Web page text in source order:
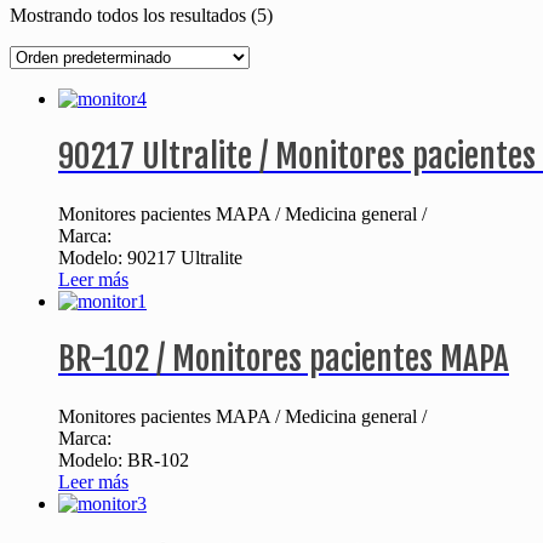
Mostrando todos los resultados (5)
90217 Ultralite / Monitores pacientes
Monitores pacientes MAPA / Medicina general /
Marca:
Modelo: 90217 Ultralite
Leer más
BR-102 / Monitores pacientes MAPA
Monitores pacientes MAPA / Medicina general /
Marca:
Modelo: BR-102
Leer más